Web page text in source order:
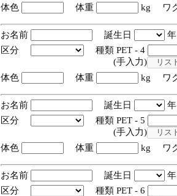
体色
体重 kg ワ
お名前 誕生日
区分
種類 PET - 4
(手入力)
体色
体重 kg ワ
お名前 誕生日
区分
種類 PET - 5
(手入力)
体色
体重 kg ワ
お名前 誕生日
区分
種類 PET - 6